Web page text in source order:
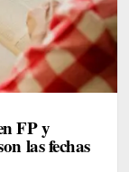
FP y
las fechas